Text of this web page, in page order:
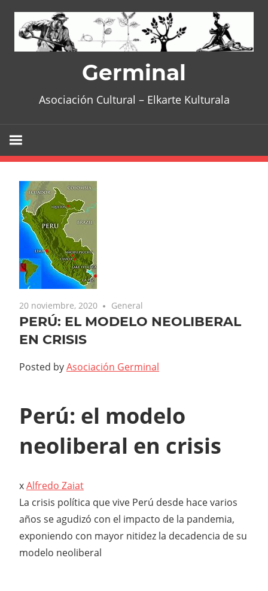
content
Germinal
Asociación Cultural – Elkarte Kulturala
20 noviembre, 2020 General
PERÚ: EL MODELO NEOLIBERAL
EN CRISIS
Posted byAsociación Germinal
Perú: el modelo
neoliberal en crisis
xAlfredo Zaiat
La crisis política que vive Perú desde hace varios
años se agudizó con el impacto de la pandemia,
exponiendo con mayor nitidez la decadencia de su
modelo neoliberal